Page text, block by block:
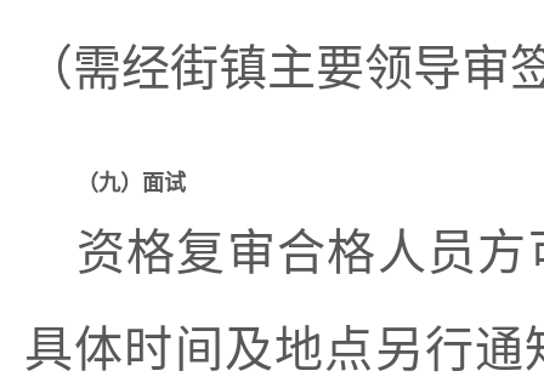
（需经街镇主要领导审
（九）面试
资格复审合格人员
具体时间及地点另行